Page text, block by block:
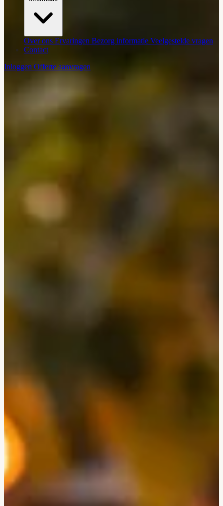
Over ons Ervaringen Bezorg informatie Veelgestelde vragen
Contact
Inloggen Offerte aanvragen